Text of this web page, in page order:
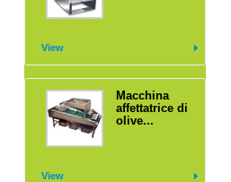
View
Macchina
affettatrice di
olive...
View